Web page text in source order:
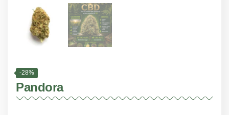
-28%
Pandora